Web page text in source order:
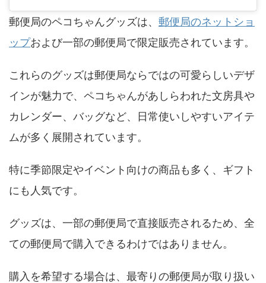
郵便局のペコちゃんグッズは、 郵便局のネットショ
ップおよび一部の郵便局で限定販売されています。
これらのグッズは郵便局ならではの可愛らしいデザ
インが魅力で、ペコちゃんがあしらわれた文房具や
カレンダー、バッグなど、日常使いしやすいアイテ
ムが多く展開されています。
特に季節限定やイベント向けの商品も多く、ギフト
にも人気です。
グッズは、一部の郵便局で直接販売されるため、全
ての郵便局で購入できるわけではありません。
購入を希望する場合は、最寄りの郵便局が取り扱い